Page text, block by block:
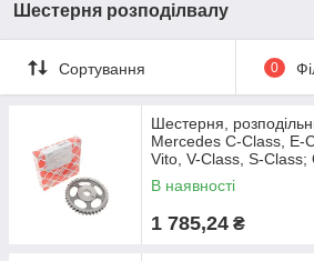
Шестерня розподілвалу
Сортування 0
Шестерня,
Mercedes C-Class, E-
Vito, V-Class, S-Class;
В наявності
1 785,24 ₴